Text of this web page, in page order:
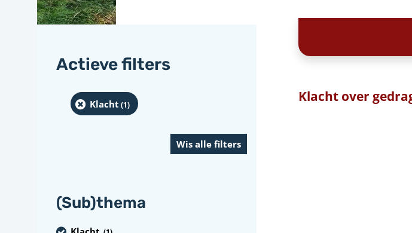
Klacht over
Actieve filters
Klacht (1)
(Sub)thema